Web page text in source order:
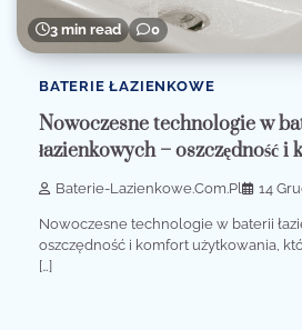
3 min read 0
BATERIE ŁAZIENKOWE
Nowoczesne technologie w
łazienkowych – oszczędność i
Baterie-Lazienkowe.com.pl 14
Nowoczesne technologie w baterii
oszczędność i komfort użytkowania,
[…]